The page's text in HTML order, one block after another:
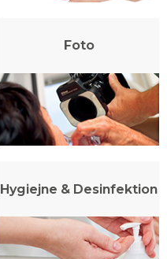
Foto
Hygiejne & Desinfektion